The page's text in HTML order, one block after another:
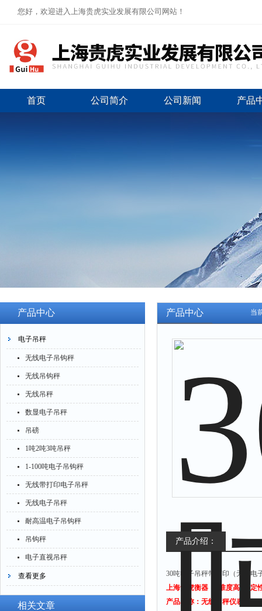
您好，欢迎进入上海贵虎实业发展有限公司网站！
首页 公司简介 公司新闻 产品
产品中心
电子吊秤
无线电子吊钩秤
无线吊钩秤
无线吊秤
数显电子吊秤
吊磅
1吨2吨3吨吊秤
1-100吨电子吊钩秤
无线带打印电子吊秤
无线电子吊秤
耐高温电子吊钩秤
吊钩秤
电子直视吊秤
查看更多
相关文章
当
产品中心
产品介绍：
30吨电子吊秤带打印（无线电
上海贵虎衡器
精准度高
稳定
产品名称：无线吊秤仪表型